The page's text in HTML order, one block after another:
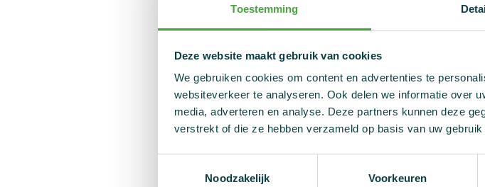
Toestemming
Deze website maakt gebruik van cookies
We gebruiken cookies om content en advertenties te
websiteverkeer te analyseren. Ook delen we informatie over
media, adverteren en analyse. Deze partners kunnen deze
verstrekt of die ze hebben verzameld op basis van uw
Noodzakelijk
Voorkeuren
wedstrijdverband
verboden binnen de
in alle subdisciplines van freediving, spearfishing
nieuwe lijst zal vermeld staan als verboden
Tramadol nu reeds te bannen uit de medische
‘positieve’ verrassingen te komen te staan.
De volledige lijst zal vanaf 1 januari 2023
consulteerbaar op de
-site.